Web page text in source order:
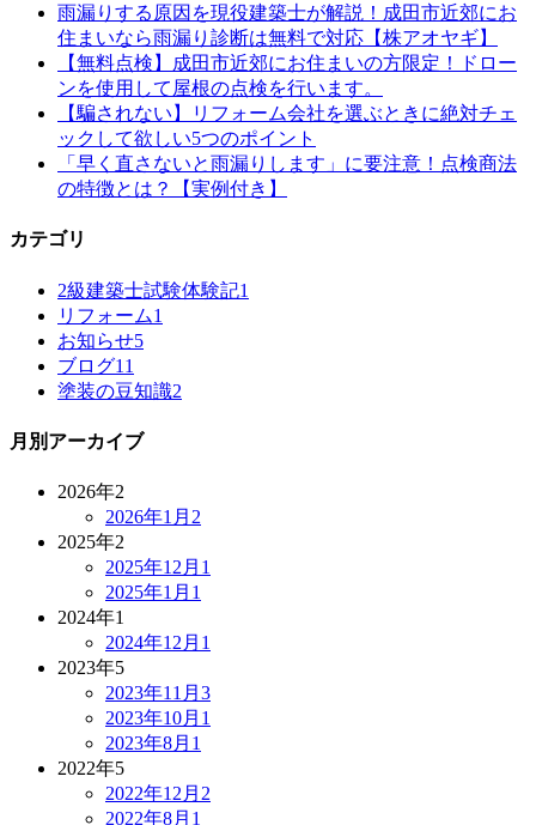
雨漏りする原因を現役建築士が解説！成田市近郊にお
住まいなら雨漏り診断は無料で対応【株アオヤギ】
【無料点検】成田市近郊にお住まいの方限定！ドロー
ンを使用して屋根の点検を行います。
【騙されない】リフォーム会社を選ぶときに絶対チェ
ックして欲しい5つのポイント
「早く直さないと雨漏りします」に要注意！点検商法
の特徴とは？【実例付き】
カテゴリ
2級建築士試験体験記1
リフォーム1
お知らせ5
ブログ11
塗装の豆知識2
月別アーカイブ
2026年2
2026年1月 2
2025年2
2025年12月 1
2025年1月 1
2024年1
2024年12月 1
2023年5
2023年11月 3
2023年10月 1
2023年8月 1
2022年5
2022年12月 2
2022年8月 1